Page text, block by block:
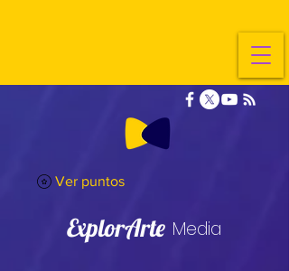
ExplorArte Media
Ver puntos